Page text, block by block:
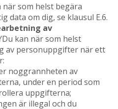
när som helst begära
data om dig, se klausul E.6.
av
kan när som helst
av personuppgifter när ett
noggrannheten av
under en period som
uppgifterna;
är illegal och du